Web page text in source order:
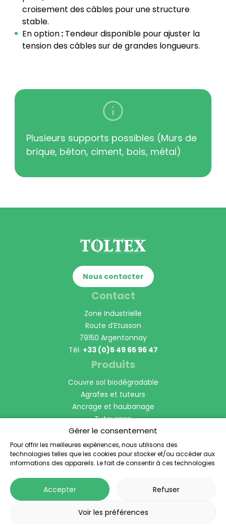
Gérer le consentement
Pour offrir les meilleures expériences, nous utilisons des
technologies telles que les cookies pour stocker et/ou accéder aux
informations des appareils. Le fait de consentir à ces technologies
de navigation ou les ID uniques sur ce site. Le fait de ne pas
consentir ou de retirer son consentement peut avoir un effet négatif
sur certaines caractéristiques et fonctions.
Accepter Refuser
Voir les préférences
croisement des câbles pour une structure
stable.
En option: Tendeur disponible pour ajuster la
tension des câbles sur de grandes longueurs.
Plusieurs supports possibles (Murs de
brique, béton, ciment, bois, métal)
Nous contacter
Contact
Zone Industrielle
Route d’Etusson
79150 Argentonnay
Tél. +33 (0)5 49 65 96 47
Produits
Couvre sol biodégradable
Agrafes et tuteurs
Ancrage et haubanage
Tuteurage
Manchon Protection de tronc
Bordures et voliges
Anti-racines
Horticulture et Pépinière
- Tous droits réservés -Mentions légales